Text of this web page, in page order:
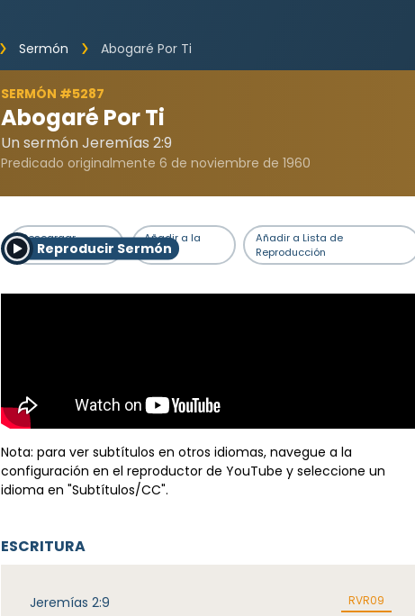
Sermón
Abogaré Por Ti
SERMÓN #5287
Abogaré Por Ti
Un sermón Jeremías 2:9
Predicado originalmente 6 de noviembre de 1960
Reproducir Sermón
Descargar
Sermón
Añadir a la
Cola
Añadir a Lista de
Reproducción
Nota: para ver subtítulos en otros idiomas, navegue a la
configuración en el reproductor de YouTube y seleccione un
idioma en "Subtítulos/CC".
ESCRITURA
Jeremías 2:9 RVR09